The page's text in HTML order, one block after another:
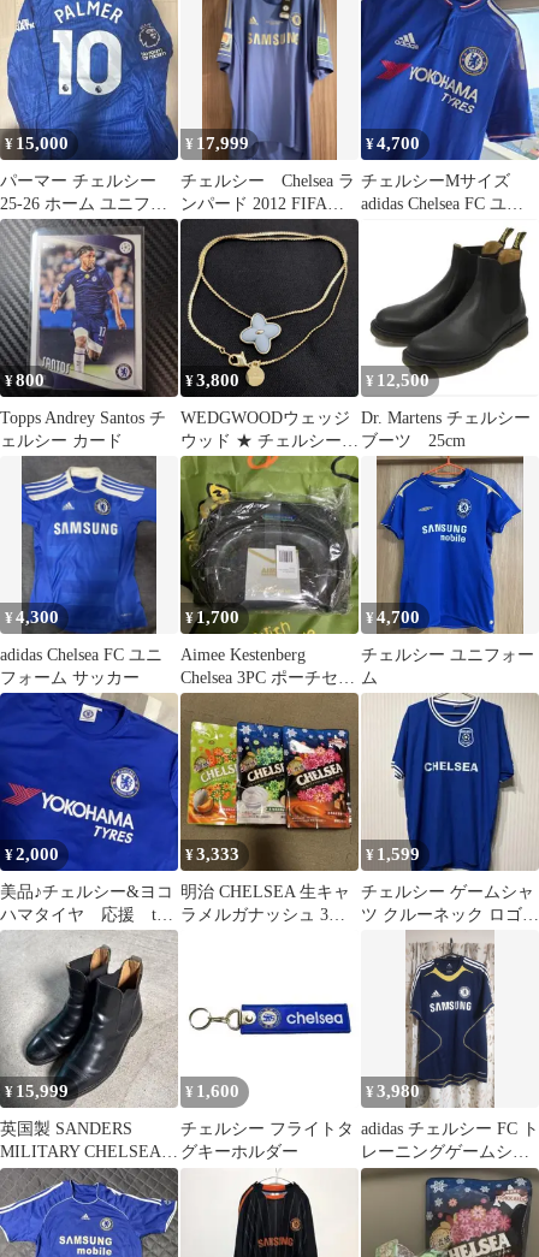
¥ 15,000
パーマー チェルシー
25-26 ホーム ユニフォ
ーム プレミアリーグ仕
様 長袖
¥ 17,999
チェルシー Chelsea ラ
ンパード 2012 FIFAク
ラブW杯 4XO
¥4,700
チェルシーMサイズ
adidas Chelsea FC ユニ
¥800
Topps Andrey Santos チ
ェルシー カード
¥3,800
WEDGWOODウェッジ
ウッド ★ チェルシー
フラワーペンダントネ
ックレス(ブルー) ジャ
スパー ゴールド
¥ 12,500
Dr. Martens チェルシー
ブーツ 25cm
¥4,300
adidas Chelsea FC ユニ
フォーム サッカー
¥1,700
Aimee Kestenberg
Chelsea 3PC ポーチセッ
ト
¥4,700
チェルシー ユニフォー
ム
¥2,000
美品♪チェルシー&ヨコ
ハマタイヤ 応援 tシ
ャツ ユニホーム
¥3,333
明治 CHELSEA 生キャ
ラメルガナッシュ 3種
¥ 1,599
チェルシー ゲームシャ
ツ クルーネック ロゴ L
青 ポリエステル スポー
¥ 15,999
英国製 SANDERS
MILITARY CHELSEA
BOOT サンダース
¥ 1,600
チェルシー フライトタ
グキーホルダー
¥3,980
adidas チェルシー FC ト
レーニングゲームシャ
ツ Lサイズ 紺金